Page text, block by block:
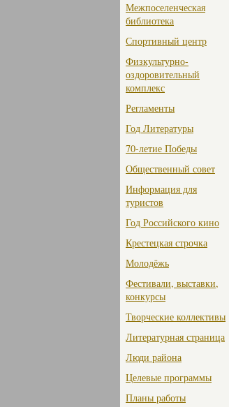
Межпоселенческая
библиотека
Спортивный центр
Физкультурно-
оздоровительный
комплекс
Регламенты
Год Литературы
70-летие Победы
Общественный совет
Информация для
туристов
Год Российского кино
Крестецкая строчка
Молодёжь
Фестивали, выставки,
конкурсы
Творческие коллективы
Литературная страница
Люди района
Целевые программы
Планы работы